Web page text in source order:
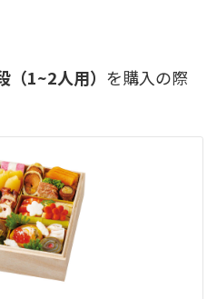
（1~2人用） を購入の際